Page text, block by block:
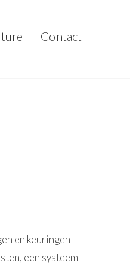
Contact
en keuringen
een systeem